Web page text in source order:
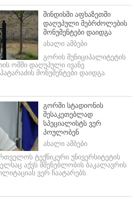
შინდისში აფხაზეთში
დაღუპული მებრძოლების
მონუმენტები დაიდგა
ახალი ამბები
გორის მუნიციპალიტეტის
ომში დაღუპული ივანე
მონუმენტები დაიდგა.
გორში სტადიონის
შესაკეთებლად
სპეციალისტს ვერ
პოულობენ
ახალი ამბები
ტექნიკური უნივერსიტეტის
აქვს მშენებლობის ბაკალავრის
ვერ ჩაატარებს.